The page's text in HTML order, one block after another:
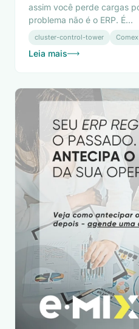
assim você perde cargas
problema não é o ERP. É...
cluster-control-tower Comex
Leia mais